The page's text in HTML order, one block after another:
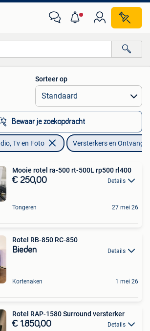
Alle afstanden…
Sorteer op
Bewaar je zoekopdracht
Tv en Foto Versterkers en
Mooie rotel ra-500 rt-500L rp500 rl400
€ 250,00 Details
Tongeren 27 mei 26
Rotel RB-850 RC-850
Bieden Details
Kortenaken 1 mei 26
Rotel RAP-1580 Surround versterker
€ 1.850,00 Details